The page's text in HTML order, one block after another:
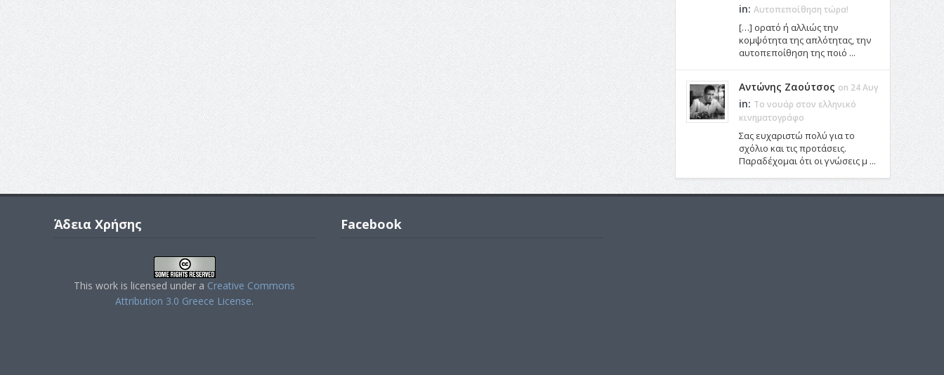
in: Αυτοπεποίθηση τώρα!
[…] ορατό ή αλλιώς την
κομψότητα της απλότητας, την
αυτοπεποίθηση της ποιό ...
Αντώνης Ζαούτσος on 24 Αυγ
in: Το νουάρ στον ελληνικό
κινηματογράφο
Σας ευχαριστώ πολύ για το
σχόλιο και τις προτάσεις.
Παραδέχομαι ότι οι γνώσεις μ ...
Άδεια Χρήσης
This work is licensed under a Creative Commons
Attribution 3.0 Greece License.
Facebook